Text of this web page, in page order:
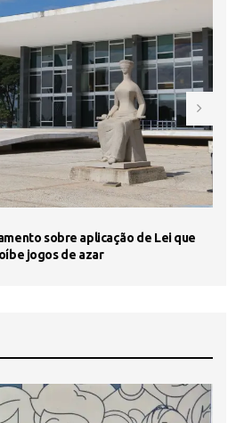
sobre aplicação de Lei que
jogos de azar